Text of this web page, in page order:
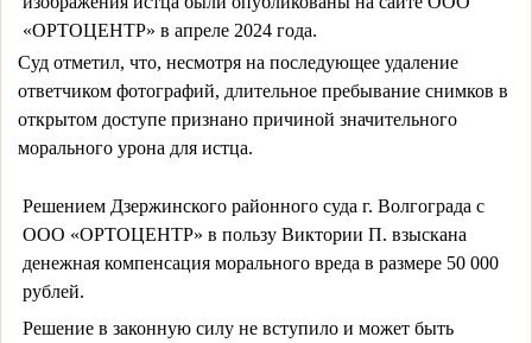
«ОРТОЦЕНТР» в апреле 2024 года.
Суд отметил, что, несмотря на последующее удаление
ответчиком фотографий, длительное пребывание снимков в
открытом доступе признано причиной значительного
морального урона для истца.
Решением Дзержинского районного суда г. Волгограда с
ООО «ОРТОЦЕНТР» в пользу Виктории П. взыскана
денежная компенсация морального вреда в размере 50 000
рублей.
Решение в законную силу не вступило и может быть